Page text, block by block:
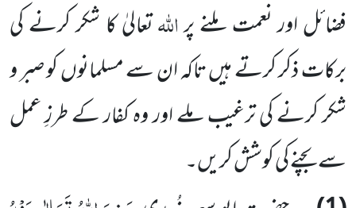
فضائل اور نعمت ملنے پراللہتعالیٰ کا شکرکرنے کی
برکات ذکر کرتے ہیں تاکہ ان سے مسلمانوں کو صبر و
شکر کرنے کی ترغیب ملے اور وہ کفار کے طرزِ عمل
سے بچنےکی کوشش کریں۔